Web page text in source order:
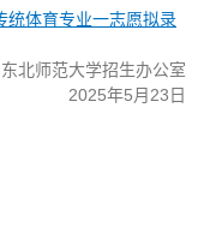
统体育专业一志愿拟录
东北师范大学招生办公室
2025年5月23日